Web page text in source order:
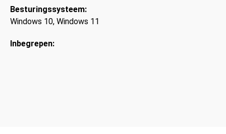
Besturingssysteem:
Windows 10, Windows 11
Inbegrepen: